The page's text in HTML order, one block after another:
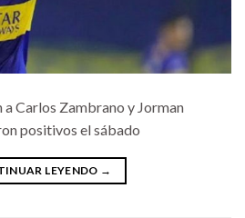
Carlos Zambrano y Jorman
positivos el sábado
LEYENDO →